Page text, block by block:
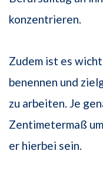
konzentrieren.
Zudem ist es
benennen und
zu arbeiten. Je
Zentimetermaß
er hierbei sein.